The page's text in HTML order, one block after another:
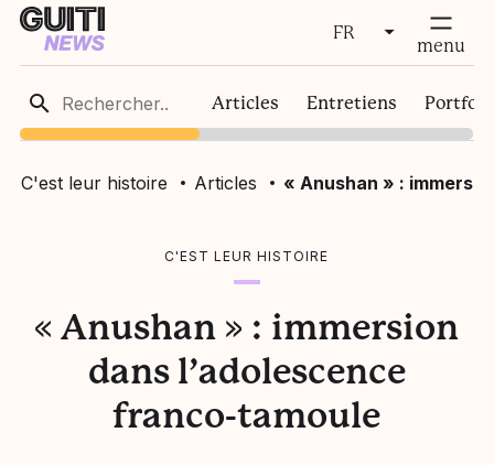
FR
FR
EN
fermer menu
Articles Entretiens
C'est leur histoire Articles « Anushan » :
C'EST LEUR HISTOIRE
« Anushan » : immersion
dans l’adolescence
franco-tamoule